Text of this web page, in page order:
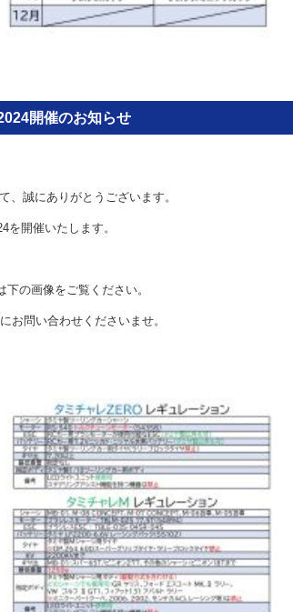
開催のお知らせ
、誠にありがとうございます。
開催いたします。
の画像をご覧ください。
お問い合わせくださいませ。